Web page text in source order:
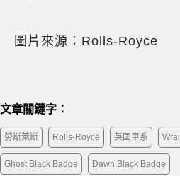
圖片來源：Rolls-Royce
文章關鍵字：
勞斯萊斯 Rolls-Royce 英國車系
Ghost Black Badge Dawn Black Badge